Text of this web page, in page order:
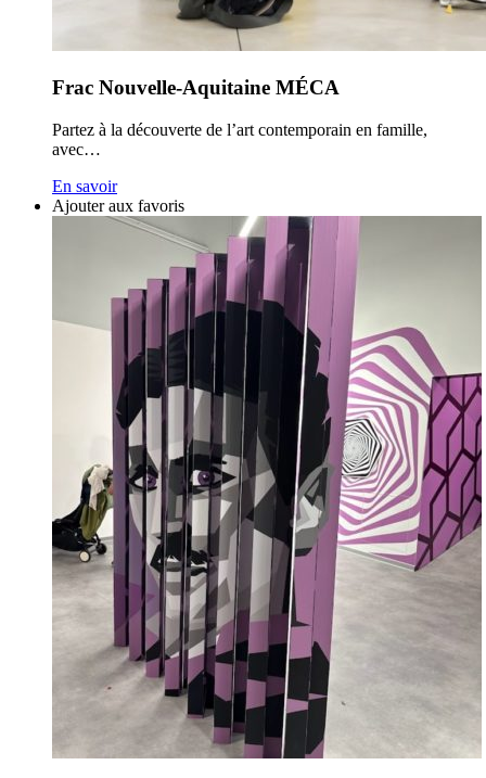
Frac Nouvelle-Aquitaine MÉCA
Partez à la découverte de l’art contemporain en famille,
avec…
En savoir
Ajouter aux favoris